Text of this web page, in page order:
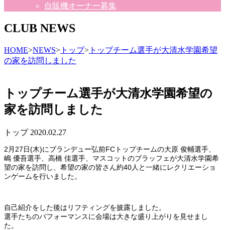
自販機オーナー募集
CLUB NEWS
HOME>NEWS> トップ> トップチーム選手が大清水学園希望
の家を訪問しました
トップチーム選手が大清水学園希望の
家を訪問しました
トップ 2020.02.27
2月27日(木)にブランデュー弘前FCトップチームの大原 俊輔選手、
嶋 優吾選手、高橋 佳選手、マスコットのブラッフェが大清水学園希
望の家を訪問し、希望の家の皆さん約40人と一緒にレクリエーショ
ンゲームを行いました。
自己紹介をした後はリフティングを披露しました。
選手たちのパフォーマンスに会場は大きな盛り上がりを見せまし
た。